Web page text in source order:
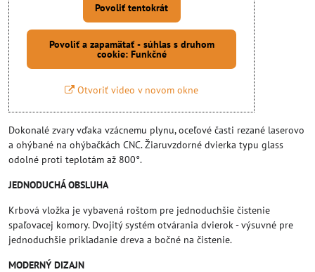
Povoliť tentokrát
Povoliť a zapamätať - súhlas s druhom
cookie: Funkčné
Otvoriť video v novom okne
Dokonalé zvary vďaka vzácnemu plynu, oceľové časti rezané laserovo
a ohýbané na ohýbačkách CNC. Žiaruvzdorné dvierka typu glass
odolné proti teplotám až 800°.
JEDNODUCHÁ OBSLUHA
Krbová vložka je vybavená roštom pre jednoduchšie čistenie
spaľovacej komory. Dvojitý systém otvárania dvierok - výsuvné pre
jednoduchšie prikladanie dreva a bočné na čistenie.
MODERNÝ DIZAJN